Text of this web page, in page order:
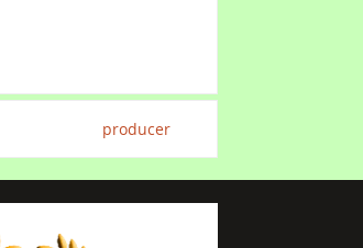
producer